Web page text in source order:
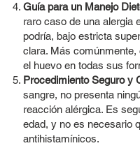
Guía para un Manejo
raro caso de una alergia
podría, bajo estricta
clara. Más
el huevo en todas sus
Procedimiento Seguro y
sangre, no presenta
reacción alérgica. Es
edad, y no es necesario
antihistamínicos.